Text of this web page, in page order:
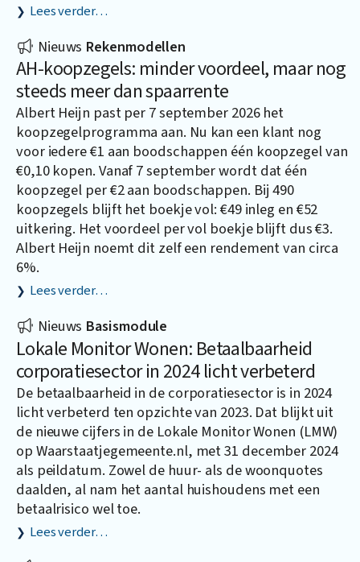
Lees verder…
Nieuws Rekenmodellen
AH-koopzegels: minder voordeel, maar nog
steeds meer dan spaarrente
Albert Heijn past per 7 september 2026 het
koopzegelprogramma aan. Nu kan een klant nog
voor iedere €1 aan boodschappen één koopzegel van
€0,10 kopen. Vanaf 7 september wordt dat één
koopzegel per €2 aan boodschappen. Bij 490
koopzegels blijft het boekje vol: €49 inleg en €52
uitkering. Het voordeel per vol boekje blijft dus €3.
Albert Heijn noemt dit zelf een rendement van circa
6%.
Lees verder…
Nieuws Basismodule
Lokale Monitor Wonen: Betaalbaarheid
corporatiesector in 2024 licht verbeterd
De betaalbaarheid in de corporatiesector is in 2024
licht verbeterd ten opzichte van 2023. Dat blijkt uit
de nieuwe cijfers in de Lokale Monitor Wonen (LMW)
opWaarstaatjegemeente.nl, met 31 december 2024
als peildatum. Zowel de huur- als de woonquotes
daalden, al nam het aantal huishoudens met een
betaalrisico wel toe.
Lees verder…